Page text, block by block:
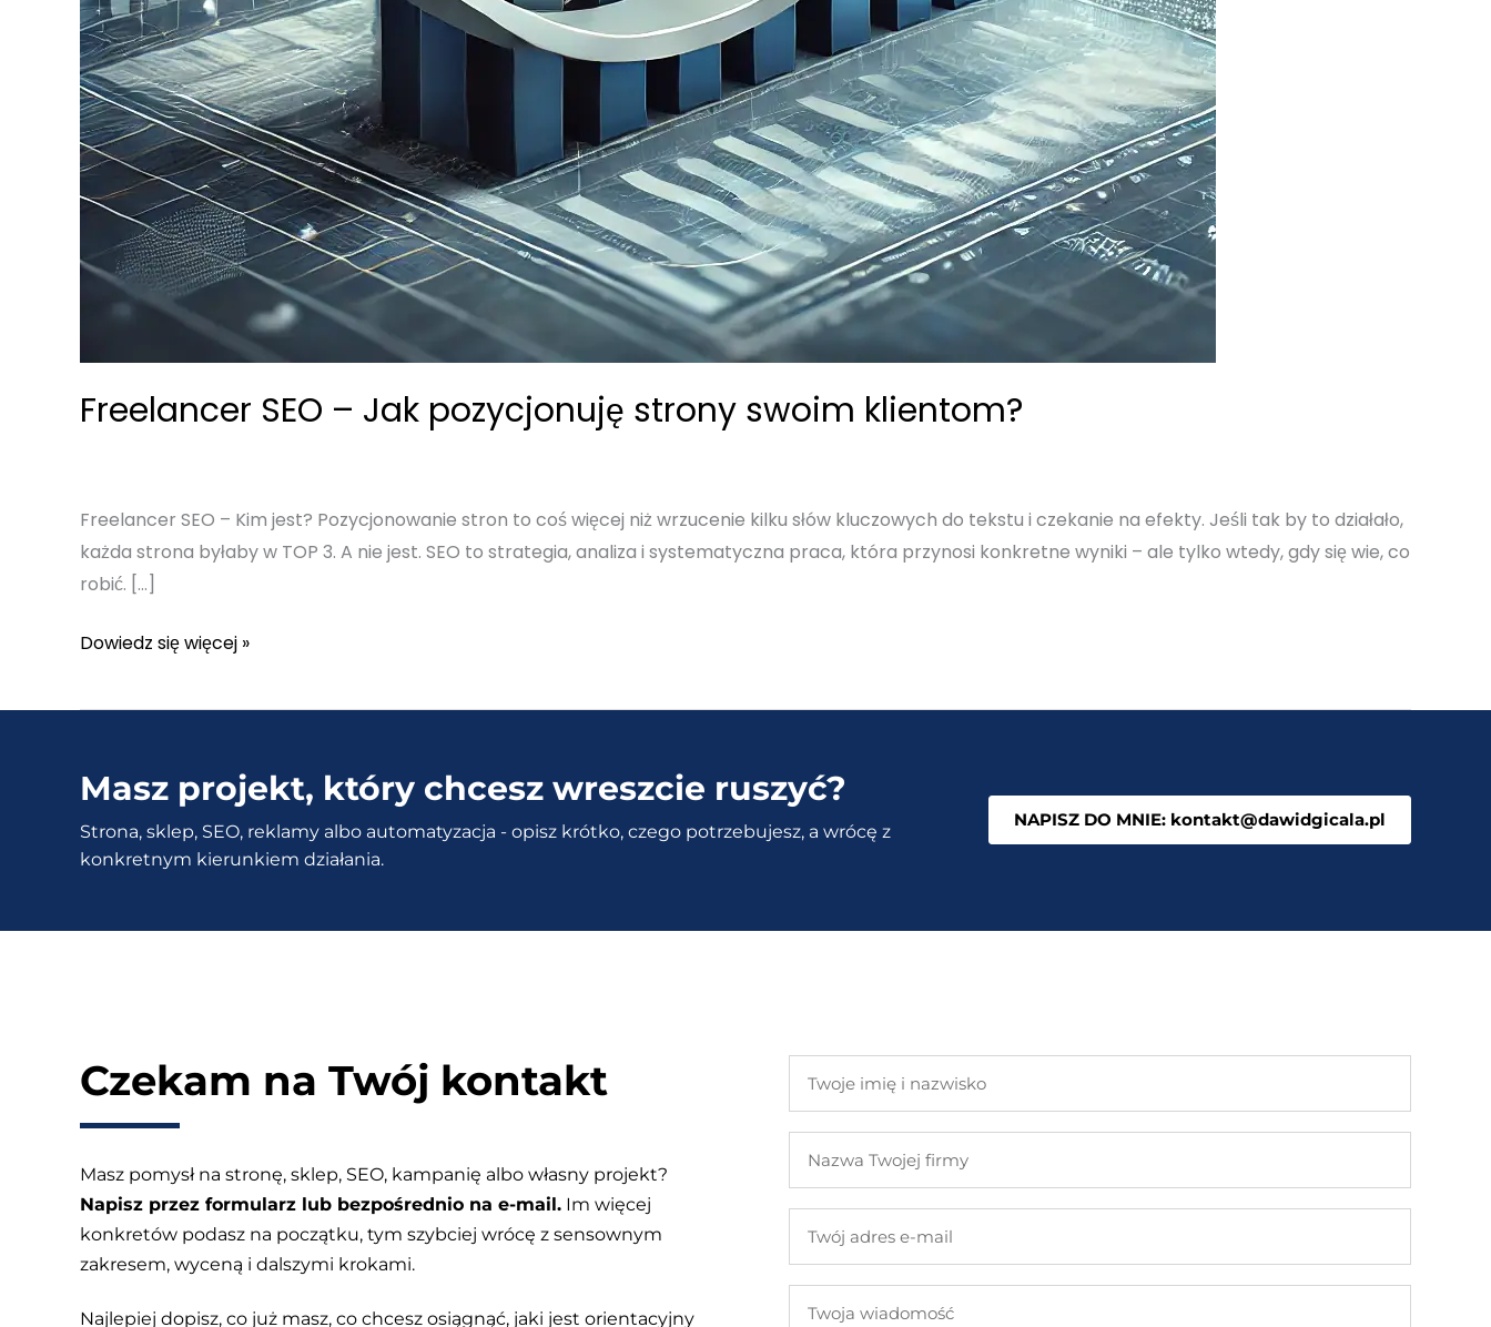
Freelancer SEO – Jak pozycjonuję strony swoim klientom?
Freelancer SEO – Kim jest? Pozycjonowanie stron to coś więcej niż wrzucenie kilku słów kluczowych do tekstu i czekanie na efekty. Jeśli tak by to działało,
każda strona byłaby w TOP 3. A nie jest. SEO to strategia, analiza i systematyczna praca, która przynosi konkretne wyniki – ale tylko wtedy, gdy się wie, co
robić. […]
Freelancer
–
pozycjonuję
strony
swoim
klientom?
Dowiedz się więcej »
Masz projekt, który chcesz wreszcie ruszyć?
Strona, sklep, SEO, reklamy albo automatyzacja - opisz krótko, czego potrzebujesz, a wrócę z
konkretnym kierunkiem działania.
NAPISZ DO MNIE: kontakt@dawidgicala.pl
Czekam na Twój kontakt
Masz pomysł na stronę, sklep, SEO, kampanię albo własny projekt?
Napisz przez formularz lub bezpośrednio na e-mail. Im więcej
konkretów podasz na początku, tym szybciej wrócę z sensownym
zakresem, wyceną i dalszymi krokami.
Najlepiej dopisz, co już masz, co chcesz osiągnąć, jaki jest orientacyjny
imię
nazwisko
Twojej
adres
mail